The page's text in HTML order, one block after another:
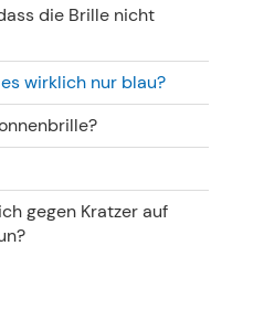
die Brille nicht
wirklich nur blau?
gegen Kratzer auf